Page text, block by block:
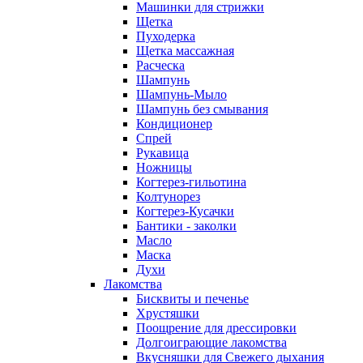
Машинки для стрижки
Щетка
Пуходерка
Щетка массажная
Расческа
Шампунь
Шампунь-Мыло
Шампунь без cмывания
Кондиционер
Спрей
Рукавица
Ножницы
Когтерез-гильотина
Колтунорез
Когтерез-Кусачки
Бантики - заколки
Масло
Маска
Духи
Лакомства
Бисквиты и печенье
Хрустяшки
Поощрение для дрессировки
Долгоиграющие лакомства
Вкусняшки для Свежего дыхания